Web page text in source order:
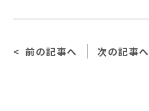
前の記事へ 次の記事へ